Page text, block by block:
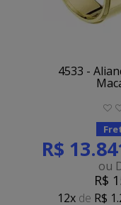
4533 -
R$
ou
R$
12x de R$